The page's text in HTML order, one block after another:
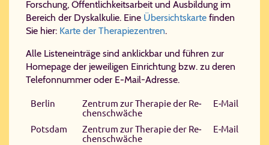
Forschung, Öffentlichkeitsarbeit und Ausbildung im
Bereich der Dyskalkulie. Eine Übersichtskarte finden
Sie hier: Karte der Therapiezentren.
Alle Listeneinträge sind anklickbar und führen zur
Homepage der jeweiligen Einrichtung bzw. zu deren
Telefonnummer oder E‑Mail-Adresse.
Ber­lin
Zen­trum zur The­ra­pie der Re­
chen­schwä­che
E‑Mail
Pots­dam
Zen­trum zur The­ra­pie der Re­
chen­schwä­che
E‑Mail